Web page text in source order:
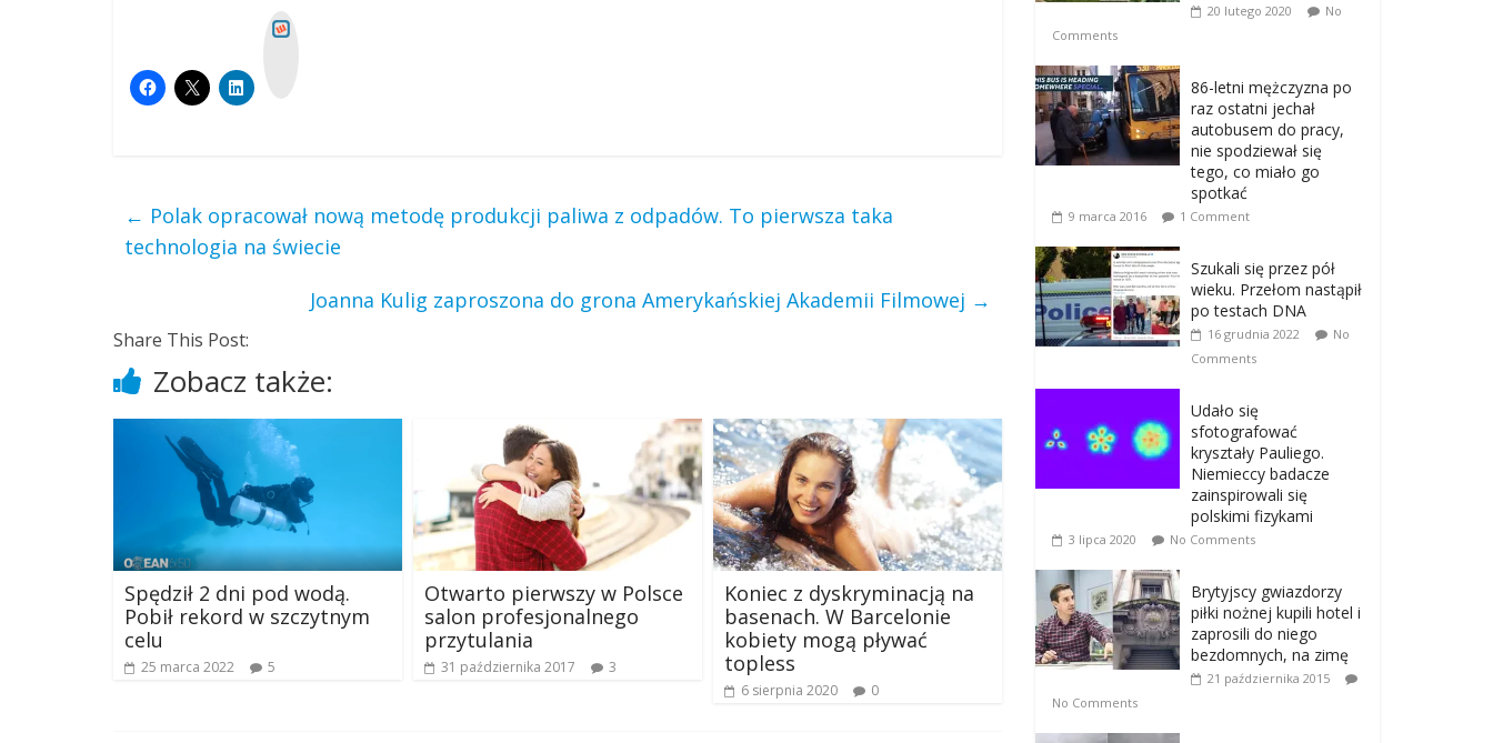
← Polak opracował nową metodę produkcji paliwa z odpadów. To pierwsza taka
technologia na świecie
Joanna Kulig zaproszona do grona Amerykańskiej Akademii Filmowej →
Share This Post:
Zobacz także:
Spędził 2 dni pod wodą.
Pobił rekord w szczytnym
celu
25 marca 2022 5
Otwarto pierwszy w Polsce
salon profesjonalnego
przytulania
31 października 2017 3
Koniec z dyskryminacją na
basenach. W Barcelonie
kobiety mogą pływać
topless
6 sierpnia 2020 0
20 lutego 2020
No
Comments
86-letni mężczyzna po
raz ostatni jechał
autobusem do pracy,
nie spodziewał się
tego, co miało go
spotkać
9 marca 2016 1 Comment
Szukali się przez pół
wieku. Przełom nastąpił
po testach DNA
16 grudnia 2022
No
Comments
Udało się
sfotografować
kryształy Pauliego.
Niemieccy badacze
zainspirowali się
polskimi fizykami
3 lipca 2020 No Comments
Brytyjscy gwiazdorzy
piłki nożnej kupili hotel i
zaprosili do niego
bezdomnych, na zimę
21 października 2015
No Comments